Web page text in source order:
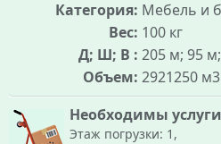
Категория: Мебель и
Вес: 100 кг
Д; Ш; В : 205 м; 95
Объем: 2921250 м3
Необходимы
Этаж погрузки: 1,